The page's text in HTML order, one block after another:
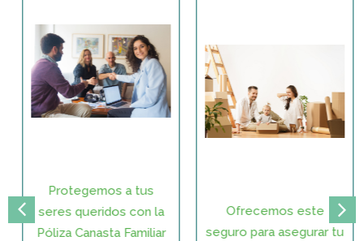
Protegemos a tus
seres queridos con la
Póliza Canasta Familiar
Ofrecemos este
seguro para asegurar tu